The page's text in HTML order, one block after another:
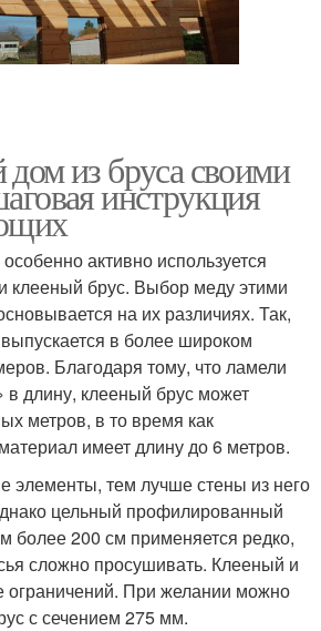
из бруса своими
инструкция
активно используется
клееный брус. Выбор меду этими
на их различиях. Так,
в более широком
Благодаря тому, что ламели
длину, клееный брус может
метров, в то время как
имеет длину до 6 метров.
элементы, тем лучше стены из него
цельный профилированный
более 200 см применяется редко,
сложно просушивать. Клееный и
ограничений. При желании можно
с сечением 275 мм.